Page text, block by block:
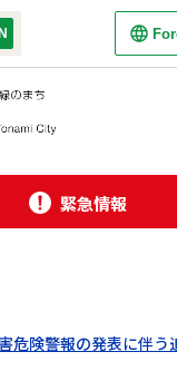
緊急情報
危険警報の発表に伴う